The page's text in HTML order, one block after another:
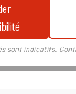
sont indicatifs.